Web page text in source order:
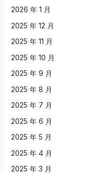
2026 年 1 月
2025 年 12 月
2025 年 11 月
2025 年 10 月
2025 年 9 月
2025 年 8 月
2025 年 7 月
2025 年 6 月
2025 年 5 月
2025 年 4 月
2025 年 3 月